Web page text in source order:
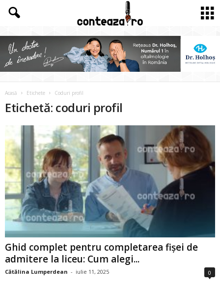
Acasă Etichete Coduri profil
Etichetă: coduri profil
Ghid complet pentru completarea fișei de
admitere la liceu: Cum alegi...
Cătălina Lumperdean - iulie 11, 2025 0